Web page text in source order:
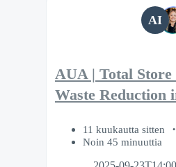
AI
AUA | Total
Waste Reduction
11 kuukautta sitten
Noin 45 minuuttia